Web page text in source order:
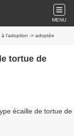
MENU
l'adoption -> adoptée
tortue de